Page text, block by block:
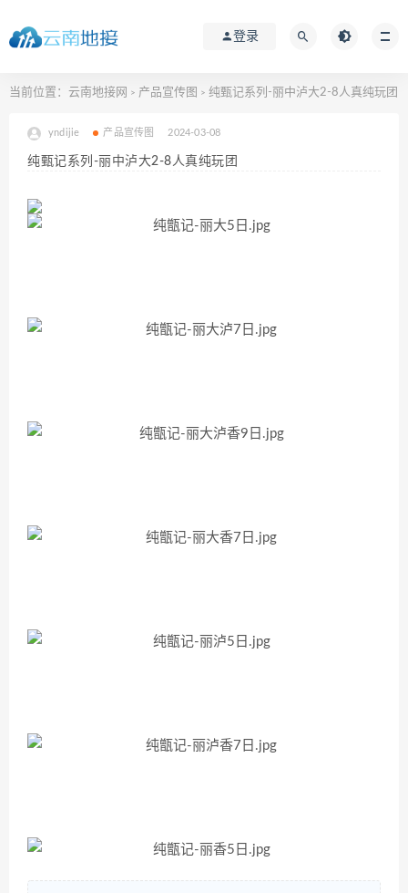
登录
当前位置： 云南地接网 > 产品宣传图 > 纯甄记系列-丽中泸大2-8人真纯玩团
yndijie 产品宣传图 2024-03-08
纯甄记系列-丽中泸大2-8人真纯玩团